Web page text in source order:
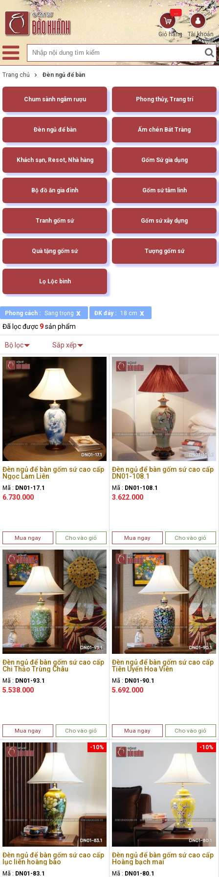
Tài khoản
Giỏ hàng
...
Trang chủ Đèn ngủ để bàn
Chum sành ngâm rượu Phong thủy, Trang trí
Đèn ngủ để bàn Ấm chén Bát Tràng
Khách sạn, Resot, Nhà hàng Gốm Sứ gia dụng
Bộ đồ ăn gia đình Gốm sứ tâm linh
Tranh gốm sứ Gốm sứ xây dựng
Quà tặng gốm sứ Tượng gốm sứ
Lọ Lộc bình
Phong cách : Sang trọng x ĐK đáy : 18 cm x
Đã lọc được 9sản phẩm
Bộ lọc Sắp xếp
Đèn ngủ để bàn gốm sứ cao cấp
Ngọc Lam Liên
Mã : DN01-17.1
6.730.000
Mua ngay Cho vào giỏ
Đèn ngủ để bàn gốm sứ cao cấp
DN01-108.1
Mã : DN01-108.1
3.622.000
Mua ngay Cho vào giỏ
Đèn ngủ để bàn gốm sứ cao cấp
Chi Thảo Trùng Châu
Mã : DN01-93.1
5.538.000
Mua ngay Cho vào giỏ
Đèn ngủ để bàn gốm sứ cao cấp
Tiên Uyển Hoa Viên
Mã : DN01-90.1
5.692.000
Mua ngay Cho vào giỏ
Đèn ngủ để bàn gốm sứ cao cấp
lục liên hoàng bào
Mã : DN01-83.1
-10%
Đèn ngủ để bàn gốm sứ cao cấp
Hoàng bạch mai
Mã : DN01-80.1
-10%